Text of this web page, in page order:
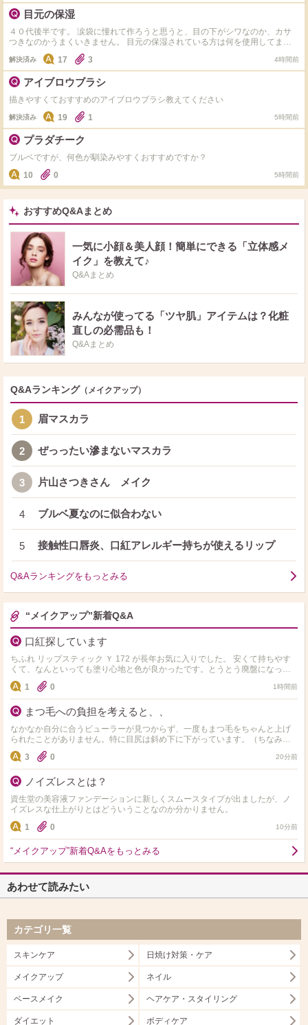
目元の保湿
４０代後半です。 涙袋に憧れて作ろうと思うと、目の下がシワなのか、カサ
つきなのかうまくいきません。 目元の保湿されている方は何を使用してます
か？ ちなみに、朝はポーラのアイクリーム塗ってます。メイクをしてよれる
ことはありません。 スキンケアなのか、使用するメイクアップコスメを変え
たほうがいいのか、アドバイスお願いします。
解決済み 17 3 4時間前
アイブロウブラシ
描きやすくておすすめのアイブロウブラシ教えてください
解決済み 19 1 5時間前
プラダチーク
ブルベですが、何色が馴染みやすくおすすめですか？
10
0 5時間前
おすすめQ&Aまとめ
一気に小顔＆美人顔！簡単にできる「立体感メ
イク」を教えて♪
Q&Aまとめ
みんなが使ってる「ツヤ肌」アイテムは？化粧
直しの必需品も！
Q&Aまとめ
Q&Aランキング （メイクアップ）
1 眉マスカラ
2 ぜっったい滲まないマスカラ
3 片山さつきさん メイク
4 ブルベ夏なのに似合わない
5 接触性口唇炎、口紅アレルギー持ちが使えるリップ
Q&Aランキングをもっとみる
“メイクアップ”新着Q&A
口紅探しています
ちふれ リップスティック Ｙ 172 が長年お気に入りでした。 安くて持ちやす
くて、なんといっても塗り心地と色が良かったです。とうとう廃盤になって
1 0 1時間前
まつ毛への負担を考えると、、
なかなか自分に合うビューラーが見つからず、一度もまつ毛をちゃんと上げ
られたことがありません。特に目尻は斜め下に下がっています。（ちなみに
今まで使用したことのあるビューラーは資生堂・無印良品・アイプ…
3 0 20分前
ノイズレスとは？
資生堂の美容液ファンデーションに新しくスムースタイプが出ましたが、ノ
イズレスな仕上がりとはどういうことなのか分かりません。
1
0 10分前
“メイクアップ”新着Q&Aをもっとみる
あわせて読みたい
カテゴリ一覧
スキンケア 日焼け対策・ケア
メイクアップ ネイル
ベースメイク ヘアケア・スタイリング
ダイエット ボディケア